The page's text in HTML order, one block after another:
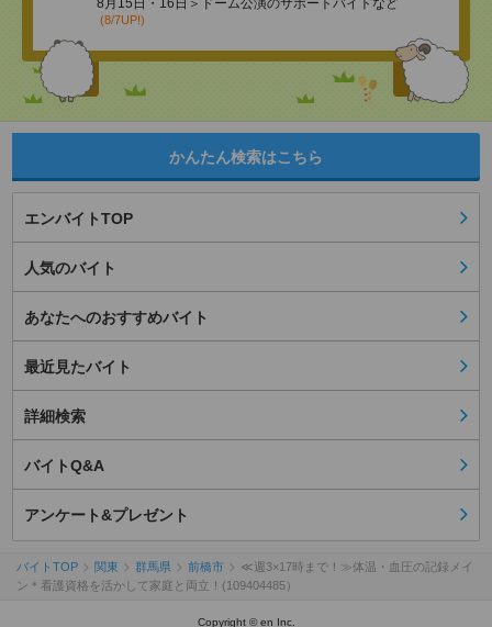
8月15日・16日＞ドーム公演のサポートバイトなど
(8/7UP!)
かんたん検索はこちら
エンバイトTOP
人気のバイト
あなたへのおすすめバイト
最近見たバイト
詳細検索
バイトQ&A
アンケート&プレゼント
バイトTOP 関東 群馬県 前橋市
≪週3×17時まで！≫体温・血圧の記録メイ
ン＊看護資格を活かして家庭と両立！(109404485）
Copyright © en Inc.